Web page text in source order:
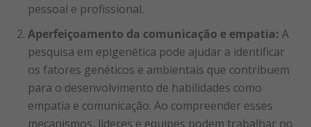
pessoal e profissional.
Aperfeiçoamento da comunicação e empatia: A
pesquisa em epigenética pode ajudar a identificar
os fatores genéticos e ambientais que contribuem
para o desenvolvimento de habilidades como
empatia e comunicação. Ao compreender esses
mecanismos, líderes e equipes podem trabalhar no